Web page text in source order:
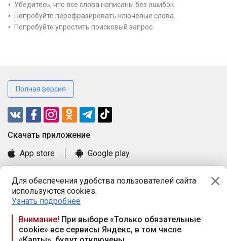
Для обеспечения удобства пользователей сайта
используются cookies.
Узнать подробнее
Внимание! При выборе «Только обязательные
cookie» все сервисы Яндекс, в том числе
Убедитесь, что все слова написаны без ошибок.
Попробуйте перефразировать ключевые слова.
Попробуйте упростить поисковый запрос.
Полная версия
Cкачать приложение
App store
Google play
Книга замечаний и предложений
Правила и документы
Praca.by © 2000—2026, ООО «ПРАЦА БАЙ»
Республика Беларусь, 220114, г. Минск, пр-т Независимости
117а, пом. № 9.